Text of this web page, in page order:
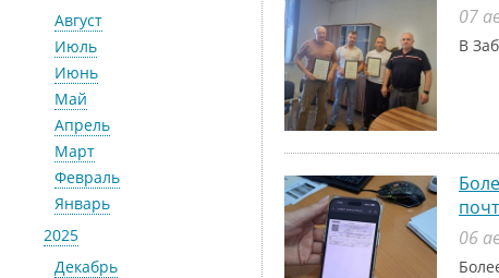
Август
Июль
Июнь
Май
Апрель
Март
Февраль
Январь
2025
Декабрь
07
В
06